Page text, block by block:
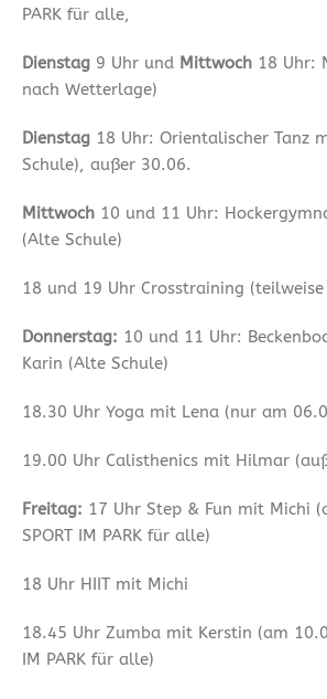
PARK für alle,
Dienstag 9 Uhr und Mittwoch 18 Uhr:
nach Wetterlage)
Dienstag 18 Uhr: Orientalischer Tanz
Schule), außer 30.06.
Mittwoch 10 und 11 Uhr:
(Alte Schule)
18 und 19 Uhr Crosstraining
Donnerstag: 10 und 11 Uhr:
Karin (Alte Schule)
18.30 Uhr Yoga mit Lena (nur am
19.00 Uhr Calisthenics mit Hilmar
Freitag: 17 Uhr Step & Fun mit Michi
SPORT IM PARK für alle)
18 Uhr HIIT mit Michi
18.45 Uhr Zumba mit Kerstin (am
IM PARK für alle)